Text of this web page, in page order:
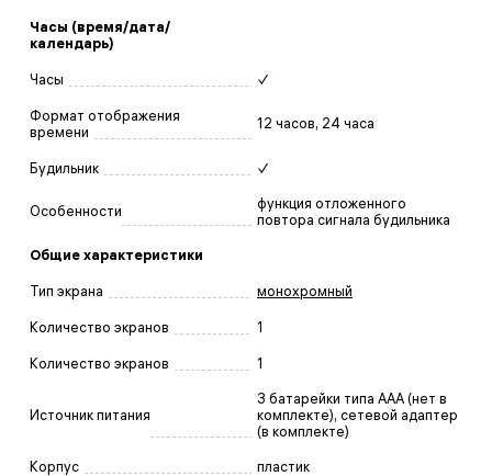
Часы (время/дата/
календарь)
Часы ✓
Формат отображения
времени
12 часов, 24 часа
Будильник ✓
Особенности
функция отложенного
повтора сигнала будильника
Общие характеристики
Тип экрана монохромный
Количество экранов 1
Количество экранов 1
Источник питания
3 батарейки типа AAA (нет в
комплекте), сетевой адаптер
(в комплекте)
Корпус пластик